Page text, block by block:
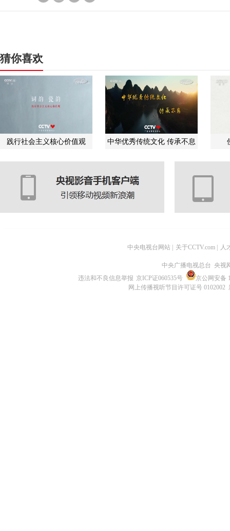
猜你喜欢
践行社会主义核心价值观 中华优秀传统文化 传承不息
中央电视台网站 关于CCTV.com 人
中央广播电视总台 央视
违法和不良信息举报 京ICP证060535号
京公网安备
网上传播视听节目许可证号 0102002